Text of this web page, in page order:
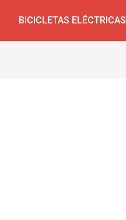
BICICLETAS ELÉCTRICAS